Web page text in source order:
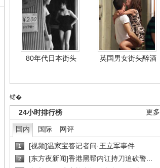
80年代日本街头 英国男女街头醉酒
锘�
更多
24小时排行榜
国内 国际 网评
1 [视频]温家宝答记者问·王立军事件
2 [东方夜新闻]香港黑帮内讧持刀追砍警...